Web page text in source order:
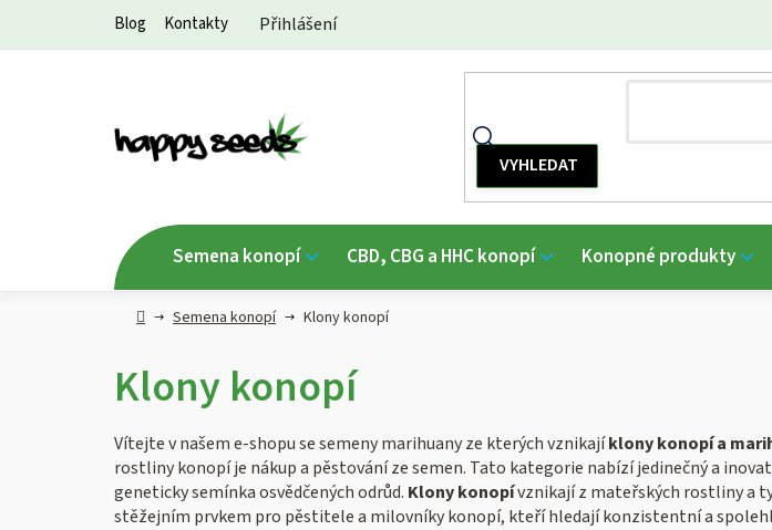
Blog Kontakty Přihlášení
Semena konopí CBD, CBG a HHC konopí Konopné produkty
HlavníSemena konopí Klony konopí
Klony konopí
Vítejte v našem e-shopu se semeny marihuany ze kterých vznikajíklony konopí a
rostliny konopí je nákup a pěstování ze semen. Tato kategorie nabízí jedinečný a
geneticky semínka osvědčených odrůd. Klony konopívznikají z mateřských rostliny a
stěžejním prvkem pro pěstitele a milovníky konopí, kteří hledají konzistentní a